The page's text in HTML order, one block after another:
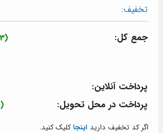
تخفیف:
جمع کل: (223 €)
پرداخت آنلاین:
پرداخت در محل تحویل:
(190 €)
اگر کد تخفیف دارید اینجاکلیک کنید.